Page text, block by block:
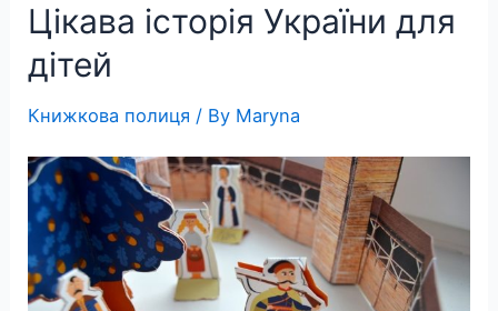
w
języku
angielskim
Цікава історія України для
дітей
Книжкова полиця / By Maryna